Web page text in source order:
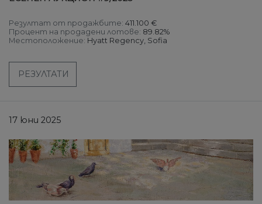
Резултат от продажбите: 411.100 €
Процент на продадени лотове: 89.82%
Местоположение: Hyatt Regency, Sofia
РЕЗУЛТАТИ
17 юни 2025